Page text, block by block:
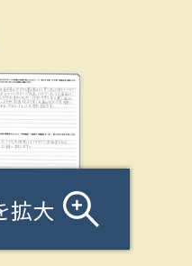
拡大